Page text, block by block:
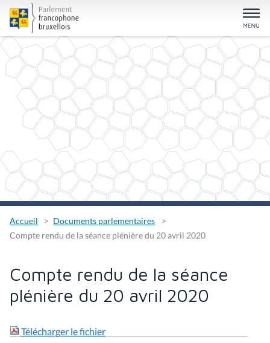
Accueil
Documents parlementaires
Compte rendu de la séance plénière du 20 avril 2020
Compte rendu de la séance
plénière du 20 avril 2020
Télécharger le fichier